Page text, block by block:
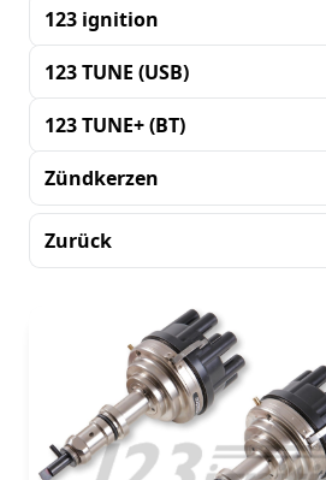
123 ignition
123 TUNE (USB)
123 TUNE+ (BT)
Zündkerzen
Zurück